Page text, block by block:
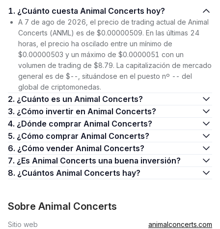
1. ¿Cuánto cuesta Animal Concerts hoy?
A 7 de ago de 2026, el precio de trading actual de Animal
Concerts (ANML) es de $0.00000509. En las últimas 24
horas, el precio ha oscilado entre un mínimo de
$0.00000503 y un máximo de $0.0000051 con un
volumen de trading de $8.79. La capitalización de mercado
general es de $--, situándose en el puesto nº -- del
global de criptomonedas.
2. ¿Cuánto es un Animal Concerts?
3. ¿Cómo invertir en Animal Concerts?
4. ¿Dónde comprar Animal Concerts?
5. ¿Cómo comprar Animal Concerts?
6. ¿Cómo vender Animal Concerts?
7. ¿Es Animal Concerts una buena inversión?
8. ¿Cuántos Animal Concerts hay?
Sobre Animal Concerts
Sitio web
animalconcerts.com